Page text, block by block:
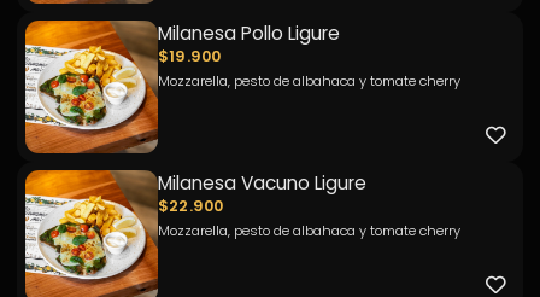
Milanesa Pollo Ligure
$19.900
Mozzarella, pesto de albahaca y tomate cherry
Milanesa Vacuno Ligure
$22.900
Mozzarella, pesto de albahaca y tomate cherry